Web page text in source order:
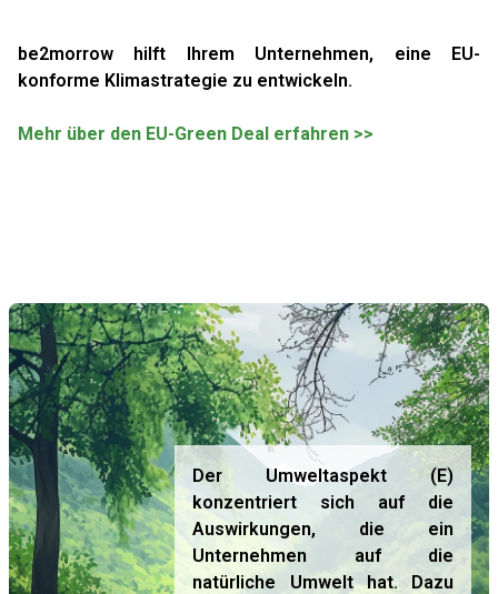
be2morrow hilft Ihrem Unternehmen, eine EU-
konforme Klimastrategie zu entwickeln.
Mehr über den EU-Green Deal erfahren >>
Der Umweltaspekt (E)
konzentriert sich auf die
Auswirkungen, die ein
Unternehmen auf die
natürliche Umwelt hat. Dazu